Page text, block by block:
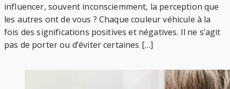
influencer, souvent inconsciemment, la perception que
les autres ont de vous ? Chaque couleur véhicule à la
fois des significations positives et négatives. Il ne s’agit
pas de porter ou d’éviter certaines […]